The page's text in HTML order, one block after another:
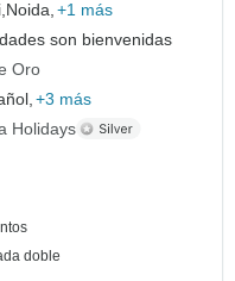
Noida, +1 más
son bienvenidas
Oro
+3 más
Holidays
doble